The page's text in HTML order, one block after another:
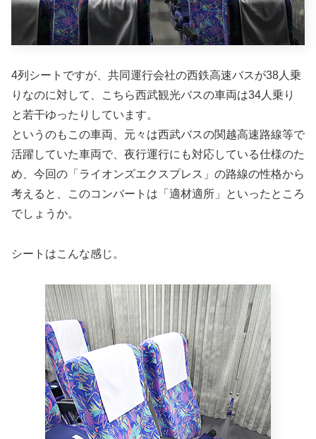
4列シートですが、共同運行会社の西鉄高速バスが38人乗
りなのに対して、こちら西武観光バスの車両は34人乗り
と若干ゆったりしています。
というのもこの車両、元々は西武バスの関越高速路線等で
活躍していた車両で、夜行運行にも対応している仕様のた
め、今回の「ライオンズエクスプレス」の路線の性格から
考えると、このコンバートは「適材適所」といったところ
でしょうか。
シートはこんな感じ。